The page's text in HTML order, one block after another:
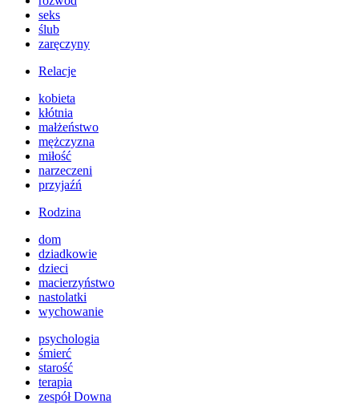
seks
ślub
zaręczyny
Relacje
kobieta
kłótnia
małżeństwo
mężczyzna
miłość
narzeczeni
przyjaźń
Rodzina
dom
dziadkowie
dzieci
macierzyństwo
nastolatki
wychowanie
psychologia
śmierć
starość
terapia
zespół Downa